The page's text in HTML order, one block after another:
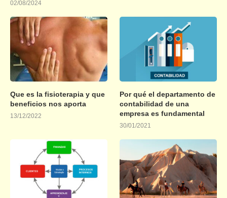
02/08/2024
Que es la fisioterapia y que
beneficios nos aporta
13/12/2022
Por qué el departamento de
contabilidad de una
empresa es fundamental
30/01/2021